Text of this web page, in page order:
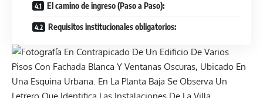
El camino de ingreso (Paso a Paso):
Requisitos institucionales obligatorios: